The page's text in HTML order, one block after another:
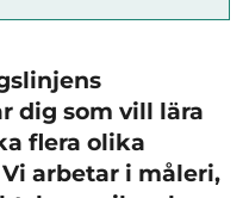
dig som vill lära
flera olika
arbetar i måleri,